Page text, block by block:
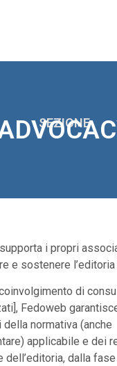
SEZIONE
i propri
e sostenere l’editoria
di
Fedoweb
della normativa (anche
applicabile e dei
dell’editoria, dalla